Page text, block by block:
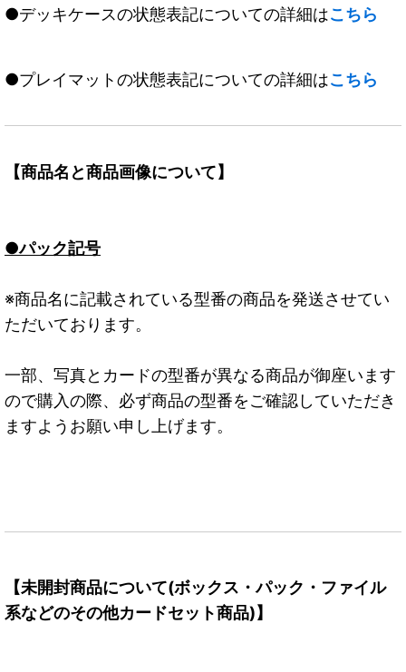
●デッキケースの状態表記についての詳細はこちら
●プレイマットの状態表記についての詳細はこちら
【商品名と商品画像について】
●パック記号
※商品名に記載されている型番の商品を発送させてい
ただいております。
一部、写真とカードの型番が異なる商品が御座います
ので購入の際、必ず商品の型番をご確認していただき
ますようお願い申し上げます。
【未開封商品について(ボックス・パック・ファイル
系などのその他カードセット商品)】